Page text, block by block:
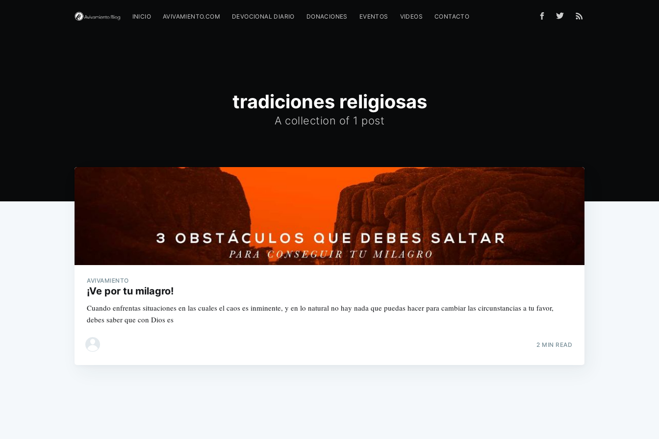
INICIO AVIVAMIENTO.COM DEVOCIONAL DIARIO DONACIONES EVENTOS VIDEOS CONTACTO
tradiciones religiosas
A collection of 1 post
AVIVAMIENTO
¡Ve por tu milagro!
Cuando enfrentas situaciones en las cuales el caos es inminente, y en lo natural no hay nada que puedas hacer para cambiar las circunstancias a tu favor,
debes saber que con Dios es
2 MIN READ